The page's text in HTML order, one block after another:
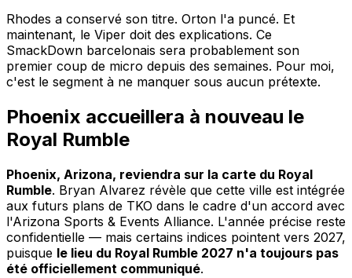
Rhodes a conservé son titre. Orton l'a puncé. Et
maintenant, le Viper doit des explications. Ce
SmackDown barcelonais sera probablement son
premier coup de micro depuis des semaines. Pour moi,
c'est le segment à ne manquer sous aucun prétexte.
Phoenix accueillera à nouveau le
Royal Rumble
Phoenix, Arizona, reviendra sur la carte du Royal
Rumble. Bryan Alvarez révèle que cette ville est intégrée
aux futurs plans de TKO dans le cadre d'un accord avec
l'Arizona Sports & Events Alliance. L'année précise reste
confidentielle — mais certains indices pointent vers 2027,
puisque le lieu du Royal Rumble 2027 n'a toujours pas
été officiellement communiqué.